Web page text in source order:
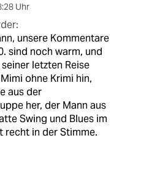
Uhr
unsere Kommentare
sind noch warm, und
letzten Reise
ohne Krimi hin,
aus der
her, der Mann aus
Swing und Blues im
recht in der Stimme.